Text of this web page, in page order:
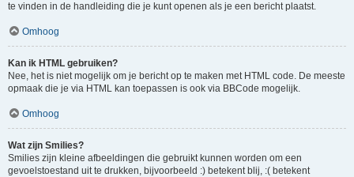
te vinden in de handleiding die je kunt openen als je een bericht plaatst.
Omhoog
Kan ik HTML gebruiken?
Nee, het is niet mogelijk om je bericht op te maken met HTML code. De meeste
opmaak die je via HTML kan toepassen is ook via BBCode mogelijk.
Omhoog
Wat zijn Smilies?
Smilies zijn kleine afbeeldingen die gebruikt kunnen worden om een
gevoelstoestand uit te drukken, bijvoorbeeld :) betekent blij, :( betekent